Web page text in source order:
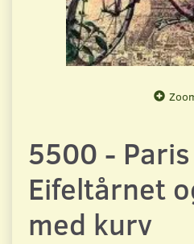
5500 -
Eifeltårnet
med kurv